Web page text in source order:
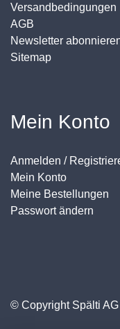
Versandbedingungen
AGB
Newsletter
Sitemap
Mein Konto
Anmelden /
Mein Konto
Meine Bestellungen
Passwort ändern
© Copyright Spälti